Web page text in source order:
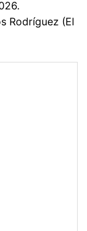
Rodríguez (El